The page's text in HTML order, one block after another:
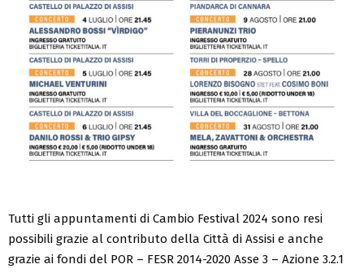
Tutti gli appuntamenti di Cambio Festival 2024 sono resi
possibili grazie al contributo della Città di Assisi e anche
grazie ai fondi del POR – FESR 2014-2020 Asse 3 – Azione 3.2.1